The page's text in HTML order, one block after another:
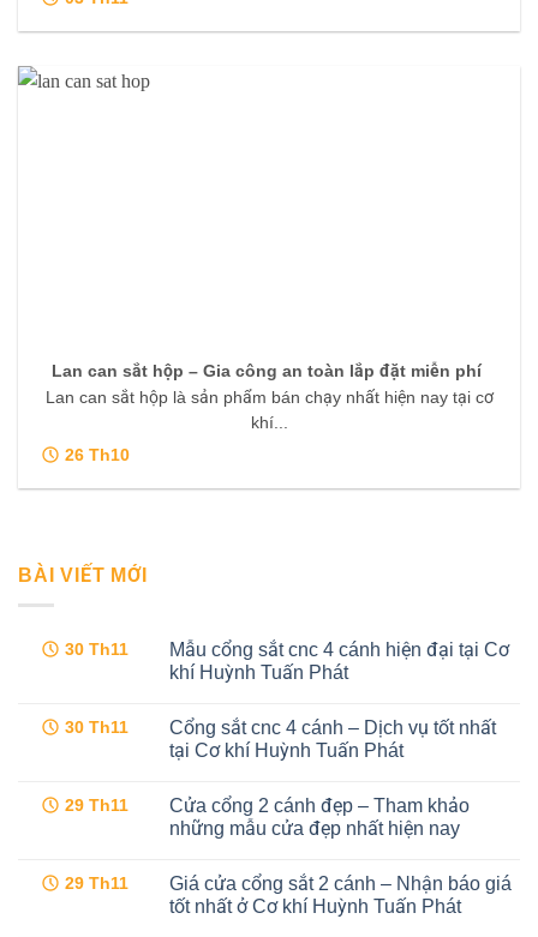
Lan can sắt hộp – Gia công an toàn lắp đặt miễn phí
Lan can sắt hộp là sản phẩm bán chạy nhất hiện nay tại cơ
khí...
26 Th10
BÀI VIẾT MỚI
30 Th11
Mẫu cổng sắt cnc 4 cánh hiện đại tại Cơ
khí Huỳnh Tuấn Phát
bình
luận
ở
sắt
cnc
4
đại
tại
Cơ
30 Th11
Cổng sắt cnc 4 cánh – Dịch vụ tốt nhất
tại Cơ khí Huỳnh Tuấn Phát
bình
luận
ở
cnc
4
cánh
29 Th11
Cửa cổng 2 cánh đẹp – Tham khảo
những mẫu cửa đẹp nhất hiện nay
bình
luận
ở
29 Th11
Giá cửa cổng sắt 2 cánh – Nhận báo giá
tốt nhất ở Cơ khí Huỳnh Tuấn Phát